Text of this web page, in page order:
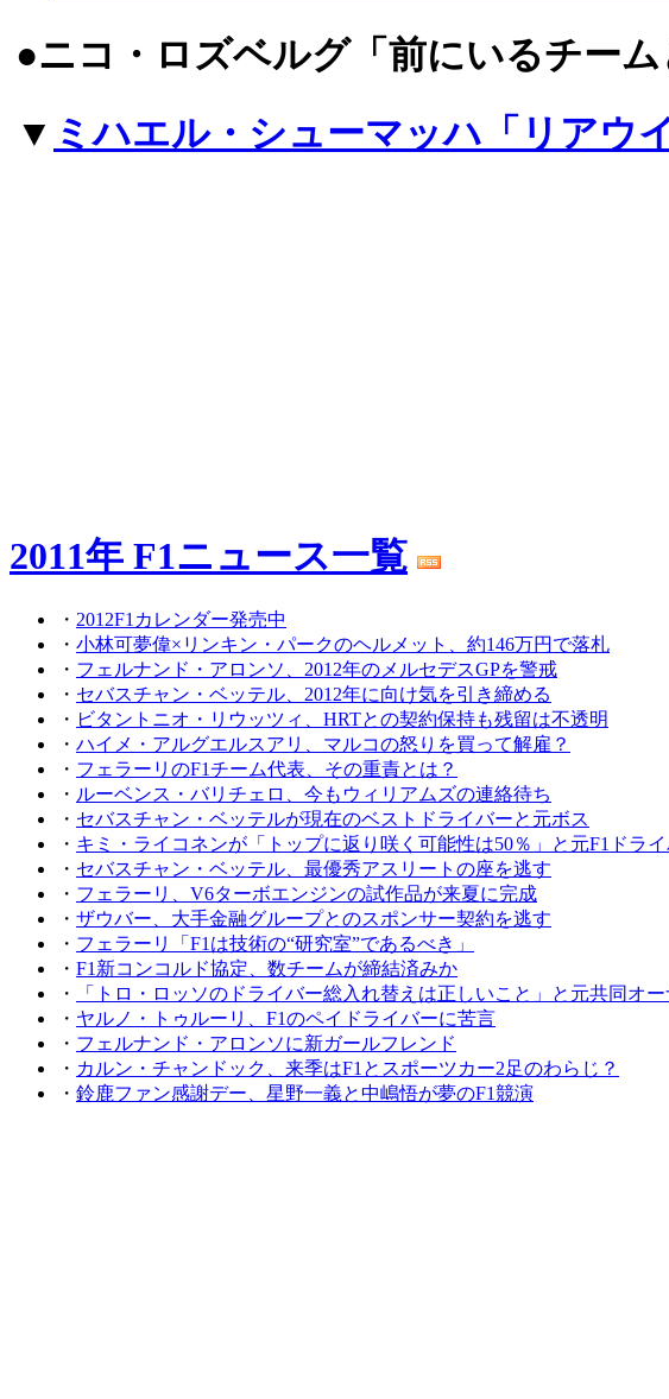
●ニコ・ロズベルグ「前にいるチーム
▼ ミハエル・シューマッハ「リアウ
2011年 F1ニュース一覧
・ 2012F1カレンダー発売中
・ 小林可夢偉×リンキン・パークのヘルメット、約146万円で落札
・ フェルナンド・アロンソ、2012年のメルセデスGPを警戒
・ セバスチャン・ベッテル、2012年に向け気を引き締める
・ ビタントニオ・リウッツィ、HRTとの契約保持も残留は不透明
・ ハイメ・アルグエルスアリ、マルコの怒りを買って解雇？
・ フェラーリのF1チーム代表、その重責とは？
・ ルーベンス・バリチェロ、今もウィリアムズの連絡待ち
・ セバスチャン・ベッテルが現在のベストドライバーと元ボス
・ キミ・ライコネンが「トップに返り咲く可能性は50％」と元F1ドラ
・ セバスチャン・ベッテル、最優秀アスリートの座を逃す
・ フェラーリ、V6ターボエンジンの試作品が来夏に完成
・ ザウバー、大手金融グループとのスポンサー契約を逃す
・ フェラーリ「F1は技術の“研究室”であるべき」
・ F1新コンコルド協定、数チームが締結済みか
・
「トロ・ロッソのドライバー総入れ替えは正しいこと」と元共同オー
・ ヤルノ・トゥルーリ、F1のペイドライバーに苦言
・ フェルナンド・アロンソに新ガールフレンド
・ カルン・チャンドック、来季はF1とスポーツカー2足のわらじ？
・ 鈴鹿ファン感謝デー、星野一義と中嶋悟が夢のF1競演